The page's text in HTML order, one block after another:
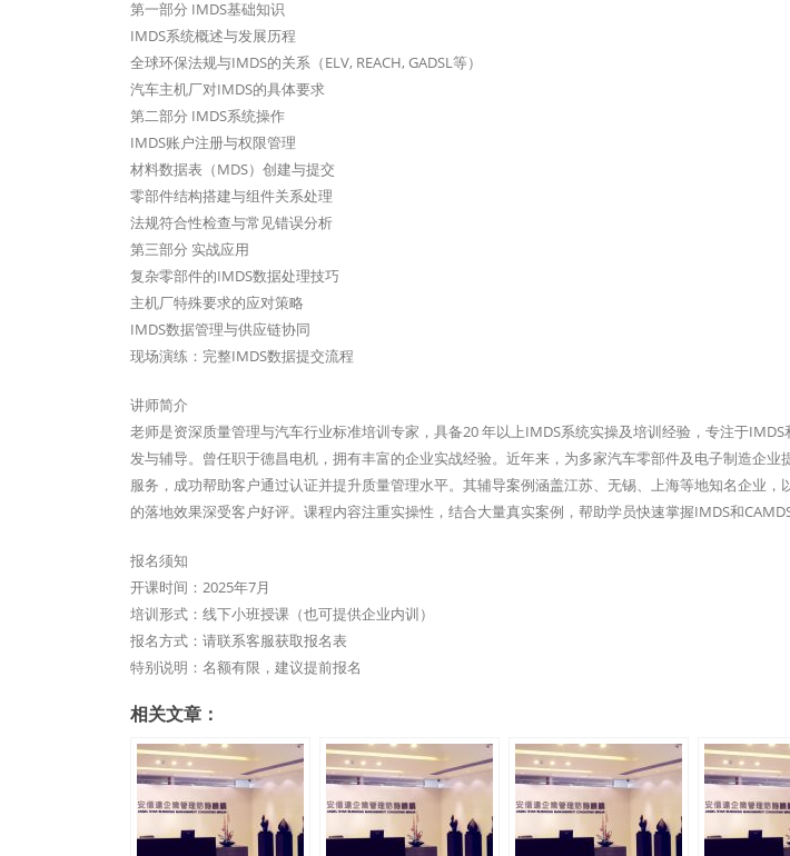
第一部分 IMDS基础知识
IMDS系统概述与发展历程
全球环保法规与IMDS的关系（ELV, REACH, GADSL等）
汽车主机厂对IMDS的具体要求
第二部分 IMDS系统操作
IMDS账户注册与权限管理
材料数据表（MDS）创建与提交
零部件结构搭建与组件关系处理
法规符合性检查与常见错误分析
第三部分 实战应用
复杂零部件的IMDS数据处理技巧
主机厂特殊要求的应对策略
IMDS数据管理与供应链协同
现场演练：完整IMDS数据提交流程
讲师简介
老师是资深质量管理与汽车行业标准培训专家，具备20 年以上IMDS系统实操及培训经验，专注于
发与辅导。曾任职于德昌电机，拥有丰富的企业实战经验。近年来，为多家汽车零部件及电子制造企业
服务，成功帮助客户通过认证并提升质量管理水平。其辅导案例涵盖江苏、无锡、上海等地知名企业
的落地效果深受客户好评。课程内容注重实操性，结合大量真实案例，帮助学员快速掌握IMDS和
报名须知
开课时间：2025年7月
培训形式：线下小班授课（也可提供企业内训）
报名方式：请联系客服获取报名表
特别说明：名额有限，建议提前报名
相关文章：